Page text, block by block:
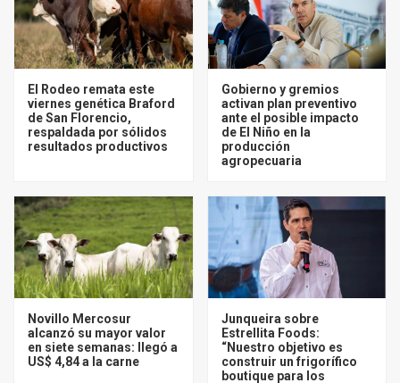
El Rodeo remata este
viernes genética Braford
de San Florencio,
respaldada por sólidos
resultados productivos
Gobierno y gremios
activan plan preventivo
ante el posible impacto
de El Niño en la
producción
agropecuaria
Novillo Mercosur
alcanzó su mayor valor
en siete semanas: llegó a
US$ 4,84 a la carne
Junqueira sobre
Estrellita Foods:
“Nuestro objetivo es
construir un frigorífico
boutique para los